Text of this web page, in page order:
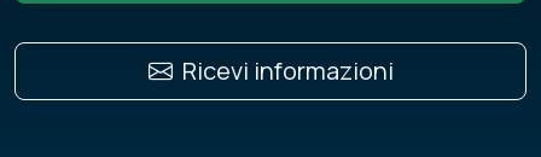
Ricevi informazioni